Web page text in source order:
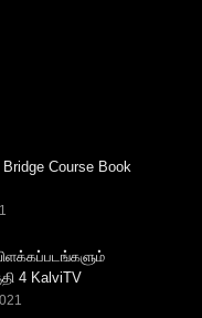
Course Book
4 KalviTV